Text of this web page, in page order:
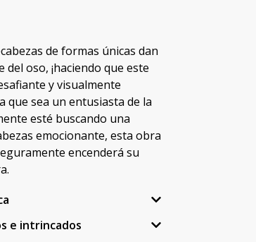
de formas únicas dan
oso, ¡haciendo que este
y visualmente
que sea un entusiasta de la
esté buscando una
emocionante, esta obra
encenderá su
e intrincados